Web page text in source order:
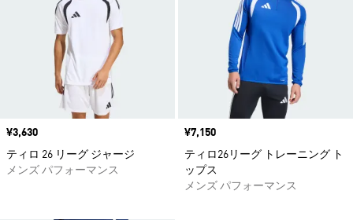
価格
¥3,630
ティロ 26 リーグ ジャージ
メンズ パフォーマンス
価格
¥7,150
ティロ26リーグ トレーニング ト
ップス
メンズ パフォーマンス